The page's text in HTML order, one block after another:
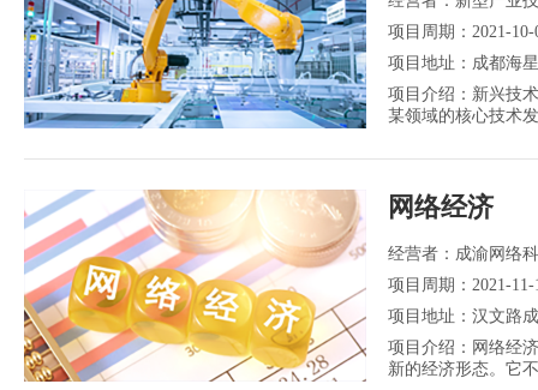
项目周期：2021-10-
项目地址：成都海
项目介绍：新兴技
某领域的核心技术
网络经济
经营者：成渝网络
项目周期：2021-11-
项目地址：汉文路
项目介绍：网络经
新的经济形态。它